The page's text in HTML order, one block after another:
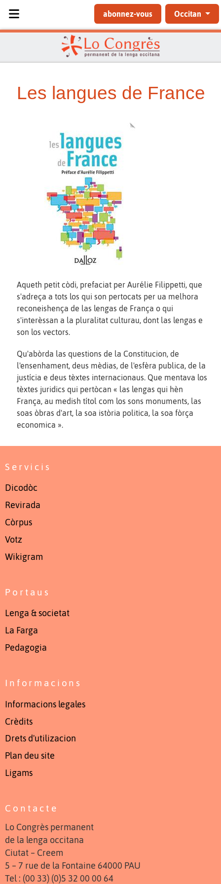
abonnez-vous Occitan
Les langues de France
Aqueth petit còdi, prefaciat per Aurélie Filippetti, que
s'adreça a tots los qui son pertocats per ua melhora
reconeishença de las lengas de França o qui
s'interèssan a la pluralitat culturau, dont las lengas e
son los vectors.
Qu'abòrda las questions de la Constitucion, de
l'ensenhament, deus mèdias, de l'esfèra publica, de la
justícia e deus tèxtes internacionaus. Que mentava los
tèxtes juridics qui pertòcan « las lengas qui hèn
França, au medish títol com los sons monuments, las
soas òbras d'art, la soa istòria politica, la soa fòrça
economica ».
Servicis
Dicodòc
Revirada
Còrpus
Votz
Wikigram
Portaus
Lenga & societat
La Farga
Pedagogia
Informacions
Informacions legales
Crèdits
Drets d'utilizacion
Plan deu site
Ligams
Contacte
Lo Congrès permanent
de la lenga occitana
Ciutat – Creem
5 – 7 rue de la Fontaine 64000 PAU
Tel : (00 33) (0)5 32 00 00 64